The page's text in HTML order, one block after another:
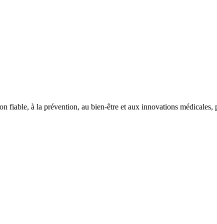
fiable, à la prévention, au bien-être et aux innovations